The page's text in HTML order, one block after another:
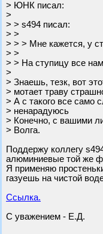
> ЮНК писал:
>
> > s494 писал:
> >
> > > Мне кажется, у
> >
> > На ступицу все
>
> Знаешь, тезк, вот
> мотает траву
> А с такого все само
> ненарадуюсь
> Конечно, с вашими
> Волга.
Поддержу коллегу
алюминиевые той же
Я применяю
газуешь на чистой
Ссылка.
С уважением - Е.Д.